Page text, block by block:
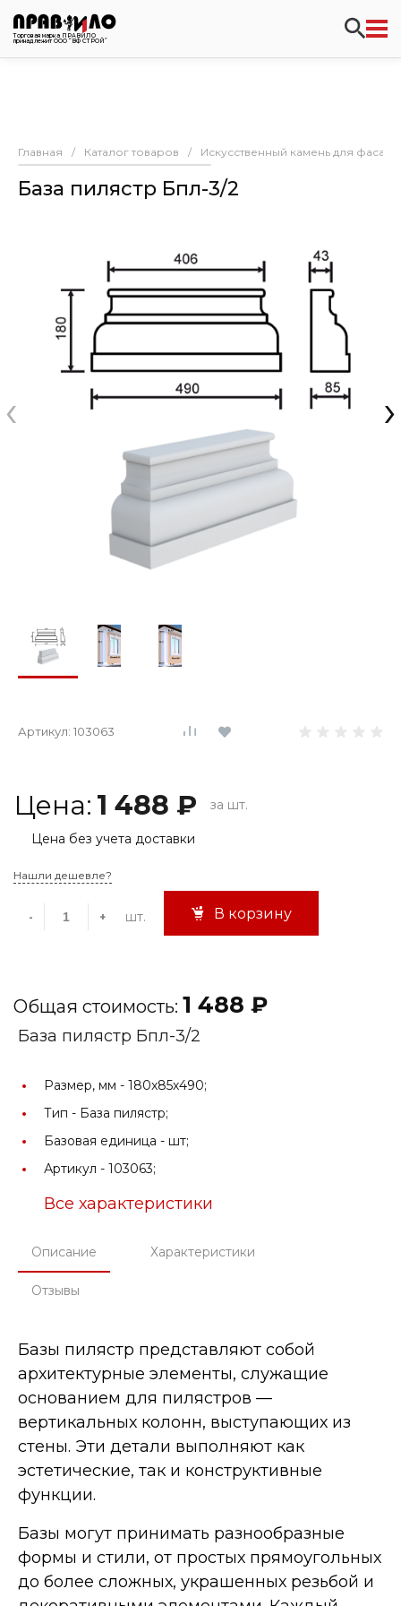
Торговая марка ПРАВИЛО
принадлежит ООО “ВФ СТРОЙ”
Главная / Каталог товаров / Искусственный камень для
База пилястр Бпл-3/2
‹ ›
Артикул: 103063
Цена: 1 488 ₽ за шт.
Цена без учета доставки
Общая стоимость: 1 488 ₽
Нашли дешевле?
- + шт. В корзину
База пилястр Бпл-3/2
Размер, мм - 180x85х490;
Тип - База пилястр;
Базовая единица - шт;
Артикул - 103063;
Все характеристики
Описание Характеристики
Отзывы
Базы пилястр представляют собой
архитектурные элементы, служащие
основанием для пилястров —
вертикальных колонн, выступающих из
стены. Эти детали выполняют как
эстетические, так и конструктивные
функции.
Базы могут принимать разнообразные
формы и стили, от простых прямоугольных
до более сложных, украшенных резьбой и